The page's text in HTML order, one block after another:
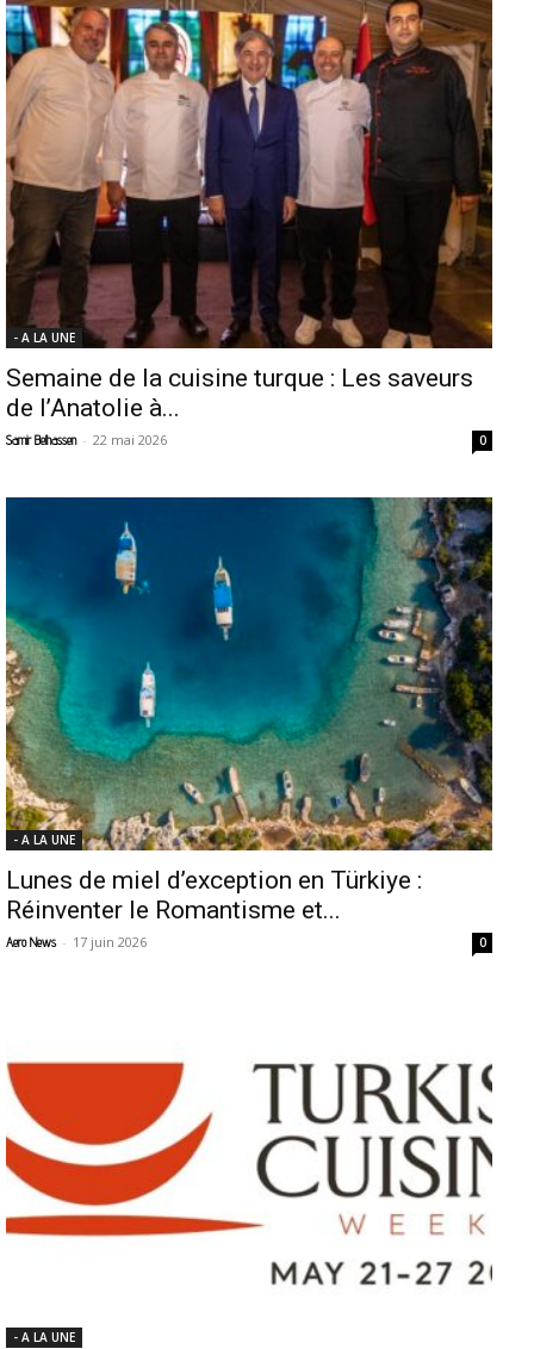
- A LA UNE
Semaine de la cuisine turque : Les saveurs
de l’Anatolie à...
Samir Belhassen - 22 mai 2026 0
- A LA UNE
Lunes de miel d’exception en Türkiye :
Réinventer le Romantisme et...
Aero News - 17 juin 2026 0
- A LA UNE